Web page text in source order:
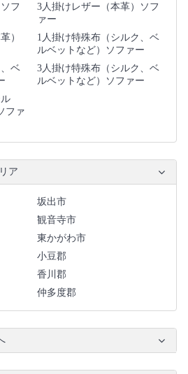
フ
3人掛けレザー（本革）ソフ
ァー
）
1人掛け特殊布（シルク、ベ
ルベットなど）ソファー
ベ
3人掛け特殊布（シルク、ベ
ルベットなど）ソファー
ファ
ア
坂出市
観音寺市
東かがわ市
小豆郡
香川郡
仲多度郡